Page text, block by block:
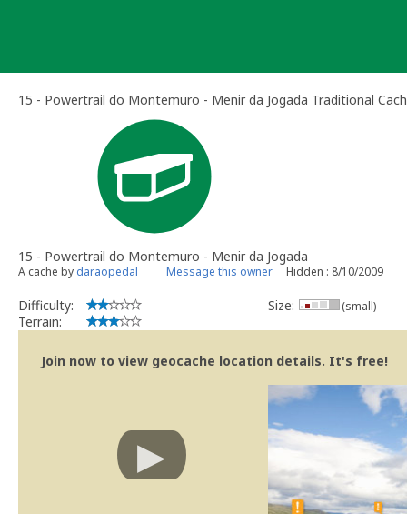
15 - Powertrail do Montemuro - Menir da Jogada Traditional
15 - Powertrail do Montemuro - Menir da Jogada
A cache by daraopedal Message this owner Hidden : 8/10/2009
Difficulty:
Terrain:
Size: (small)
Join now to view geocache location details. It's free!